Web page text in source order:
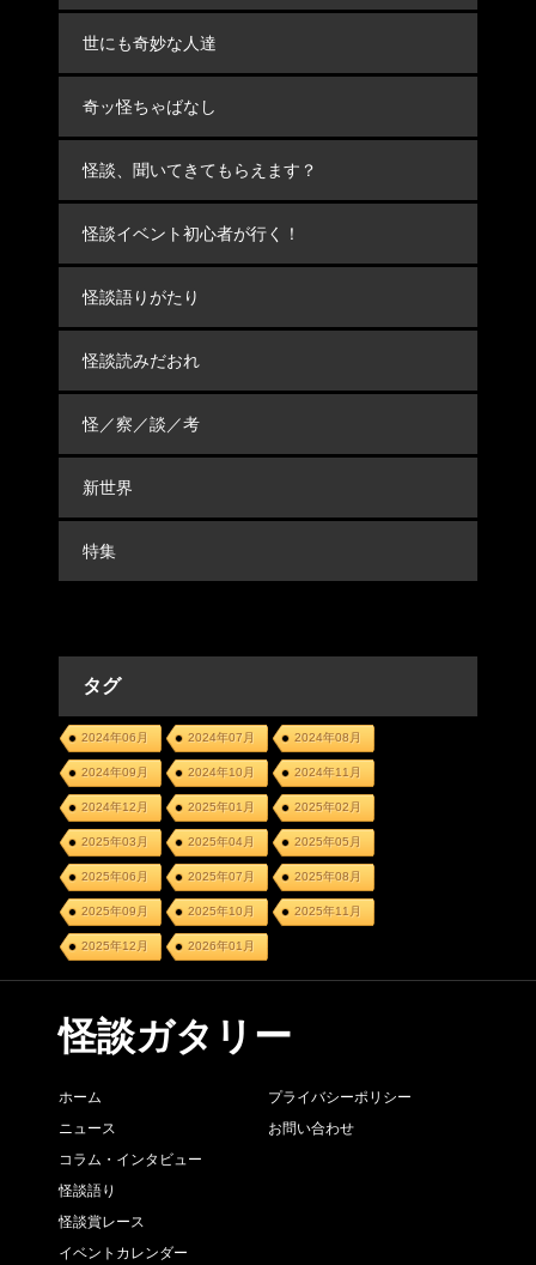
世にも奇妙な人達
奇ッ怪ちゃばなし
怪談、聞いてきてもらえます？
怪談イベント初心者が行く！
怪談語りがたり
怪談読みだおれ
怪／察／談／考
新世界
特集
タグ
2024年06月 2024年07月 2024年08月
2024年09月 2024年10月 2024年11月
2024年12月 2025年01月 2025年02月
2025年03月 2025年04月 2025年05月
2025年06月 2025年07月 2025年08月
2025年09月 2025年10月 2025年11月
2025年12月 2026年01月
怪談ガタリー
ホーム
ニュース
コラム・インタビュー
怪談語り
怪談賞レース
イベントカレンダー
プライバシーポリシー
お問い合わせ